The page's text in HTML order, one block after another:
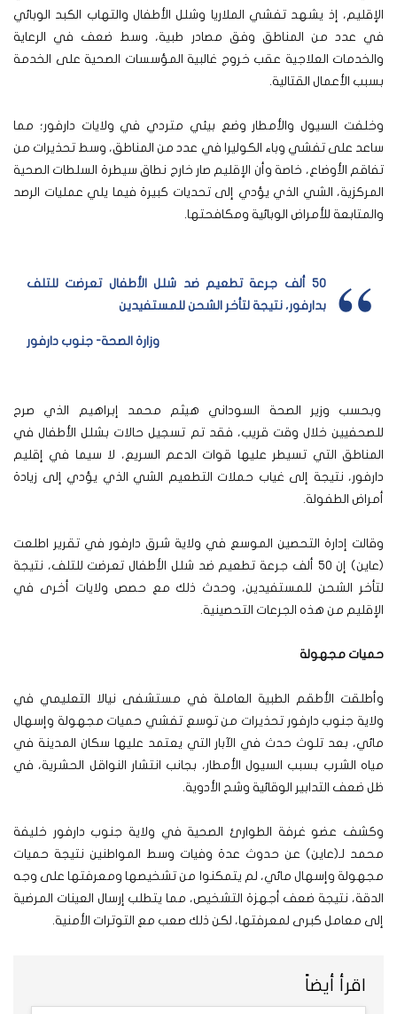
الإقليم، إذ يشهد تفشي الملاريا وشلل الأطفال والتهاب الكبد الوبائي
في عدد من المناطق وفق مصادر طبية، وسط ضعف في الرعاية
والخدمات العلاجية عقب خروج غالبية المؤسسات الصحية على الخدمة
بسبب الأعمال القتالية.
وخلفت السيول والأمطار وضع بيئي متردي في ولايات دارفور؛ مما
ساعد على تفشي وباء الكوليرا في عدد من المناطق، وسط تحذيرات من
تفاقم الأوضاع، خاصة وأن الإقليم صار خارج نطاق سيطرة السلطات الصحية
المركزية، الشي الذي يؤدي إلى تحديات كبيرة فيما يلي عمليات الرصد
والمتابعة للأمراض الوبائية ومكافحتها.
50 ألف جرعة تطعيم ضد شلل الأطفال تعرضت للتلف
بدارفور، نتيجة لتأخر الشحن للمستفيدين
وزارة الصحة- جنوب دارفور
وبحسب وزير الصحة السوداني هيثم محمد إبراهيم الذي صرح
للصحفيين خلال وقت قريب، فقد تم تسجيل حالات بشلل الأطفال في
المناطق التي تسيطر عليها قوات الدعم السريع، لا سيما في إقليم
دارفور، نتيجة إلى غياب حملات التطعيم الشي الذي يؤدي إلى زيادة
أمراض الطفولة.
وقالت إدارة التحصين الموسع في ولاية شرق دارفور في تقرير اطلعت
(عاين) إن 50 ألف جرعة تطعيم ضد شلل الأطفال تعرضت للتلف، نتيجة
لتأخر الشحن للمستفيدين، وحدث ذلك مع حصص ولايات أخرى في
الإقليم من هذه الجرعات التحصينية.
حميات مجهولة
وأطلقت الأطقم الطبية العاملة في مستشفى نيالا التعليمي في
ولاية جنوب دارفور تحذيرات من توسع تفشي حميات مجهولة وإسهال
مائي، بعد تلوث حدث في الآبار التي يعتمد عليها سكان المدينة في
مياه الشرب بسبب السيول الأمطار، بجانب انتشار النواقل الحشرية، في
ظل ضعف التدابير الوقائية وشح الأدوية.
وكشف عضو غرفة الطوارئ الصحية في ولاية جنوب دارفور خليفة
محمد لـ(عاين) عن حدوث عدة وفيات وسط المواطنين نتيجة حميات
مجهولة وإسهال مائي، لم يتمكنوا من تشخيصها ومعرفتها على وجه
الدقة، نتيجة ضعف أجهزة التشخيص، مما يتطلب إرسال العينات المرضية
إلى معامل كبرى لمعرفتها، لكن ذلك صعب مع التوترات الأمنية.
اقرأ أيضاً